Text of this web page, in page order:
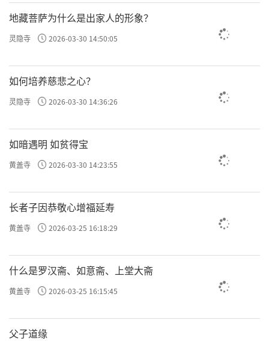
地藏菩萨为什么是出家人的形象？
灵隐寺 2026-03-30 14:50:05
如何培养慈悲之心？
灵隐寺 2026-03-30 14:36:26
如暗遇明 如贫得宝
黄盖寺 2026-03-30 14:23:55
长者子因恭敬心增福延寿
黄盖寺 2026-03-25 16:18:29
什么是罗汉斋、如意斋、上堂大斋
黄盖寺 2026-03-25 16:15:45
父子道缘